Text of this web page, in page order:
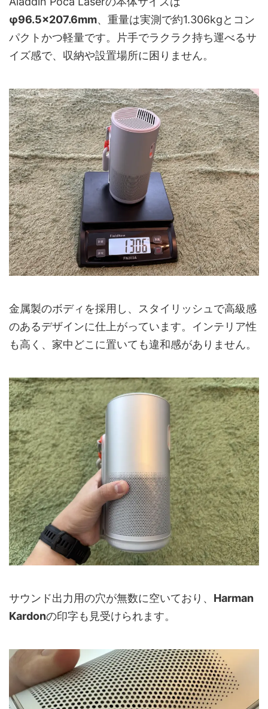
φ96.5×207.6mm、重量は実測で約1.306kgとコン
パクトかつ軽量です。片手でラクラク持ち運べるサ
イズ感で、収納や設置場所に困りません。
金属製のボディを採用し、スタイリッシュで高級感
のあるデザインに仕上がっています。インテリア性
も高く、家中どこに置いても違和感がありません。
サウンド出力用の穴が無数に空いており、 Harman
Kardonの印字も見受けられます。